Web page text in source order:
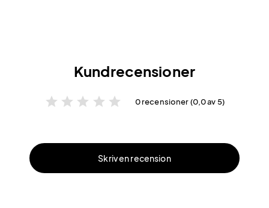
Kundrecensioner
star star star star star 0 recensioner (0,0 av 5)
Skriv en recension